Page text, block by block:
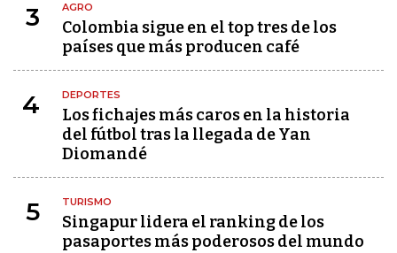
3 AGRO
Colombia sigue en el top tres de los
países que más producen café
4 DEPORTES
Los fichajes más caros en la historia
del fútbol tras la llegada de Yan
Diomandé
5 TURISMO
Singapur lidera el ranking de los
pasaportes más poderosos del mundo